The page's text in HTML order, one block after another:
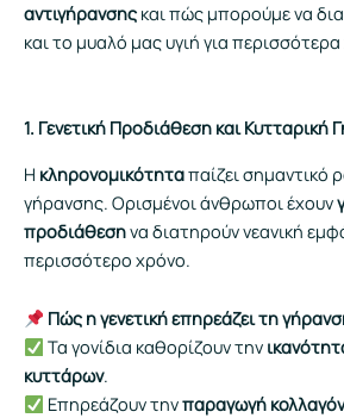
αντιγήρανσης και πώς μπορούμε να
και το μυαλό μας υγιή για
1. Γενετική Προδιάθεση και Κυτταρική
Η κληρονομικότηταπαίζει σημαντικό
γήρανσης. Ορισμένοι άνθρωποι έχουν
προδιάθεσηνα διατηρούν νεανική
περισσότερο χρόνο.
Πώς η γενετική επηρεάζει τη
Τα γονίδια καθορίζουν την
κυττάρων.
Επηρεάζουν τηνπαραγωγή